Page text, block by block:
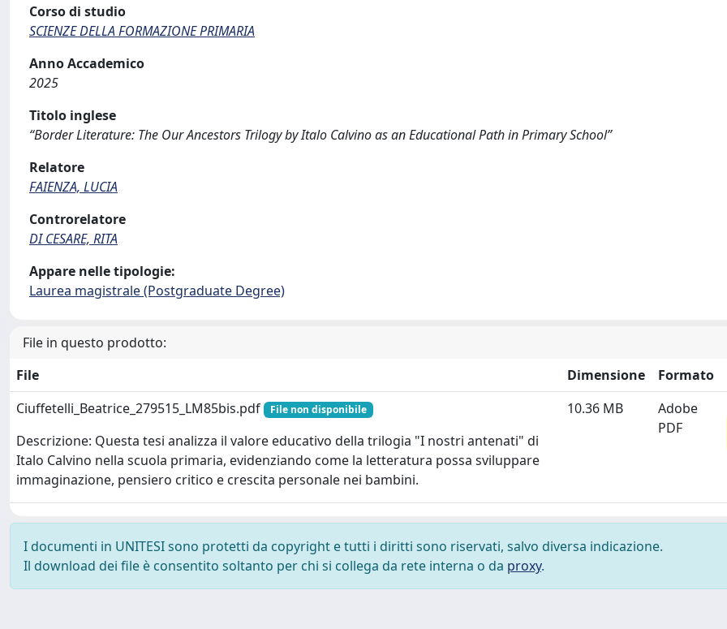
Corso di studio
SCIENZE DELLA FORMAZIONE PRIMARIA
Anno Accademico
2025
Titolo inglese
“Border Literature: The Our Ancestors Trilogy by Italo Calvino as an Educational Path in Primary School”
Relatore
FAIENZA, LUCIA
Controrelatore
DI CESARE, RITA
Appare nelle tipologie:
Laurea magistrale (Postgraduate Degree)
File in questo prodotto:
File
Dimensione
Formato
Ciuffetelli_Beatrice_279515_LM85bis.pdf
File non disponibile
Descrizione: Questa tesi analizza il valore educativo della trilogia "I nostri antenati" di
Italo Calvino nella scuola primaria, evidenziando come la letteratura possa sviluppare
immaginazione, pensiero critico e crescita personale nei bambini.
10.36 MB
Adobe
PDF
I documenti in UNITESI sono protetti da copyright e tutti i diritti sono riservati, salvo diversa indicazione.
Il download dei file è consentito soltanto per chi si collega da rete interna o da proxy.